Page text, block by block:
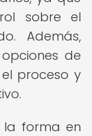
sobre el
Además,
de
proceso y
la forma en